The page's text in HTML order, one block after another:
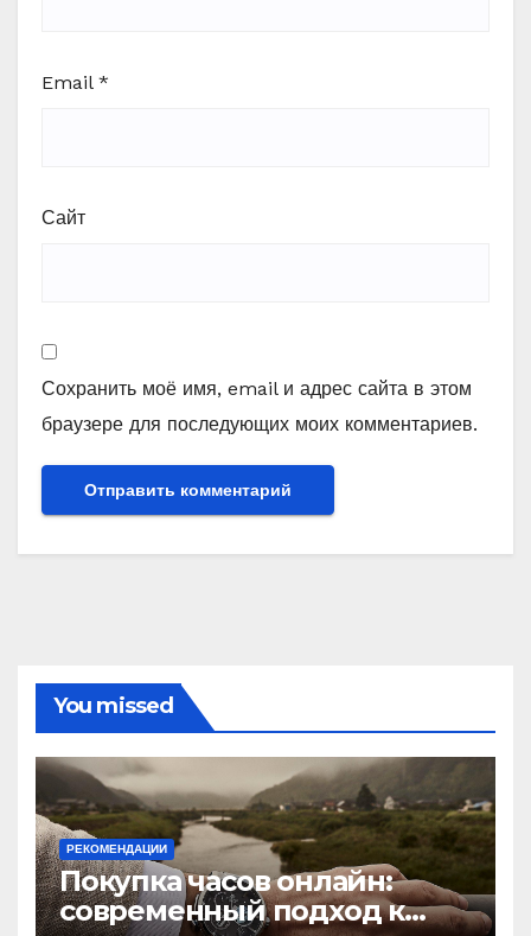
Email *
Сайт
Сохранить моё имя, email и адрес сайта в этом
браузере для последующих моих комментариев.
You missed
РЕКОМЕНДАЦИИ
Покупка часов онлайн:
современный подход к